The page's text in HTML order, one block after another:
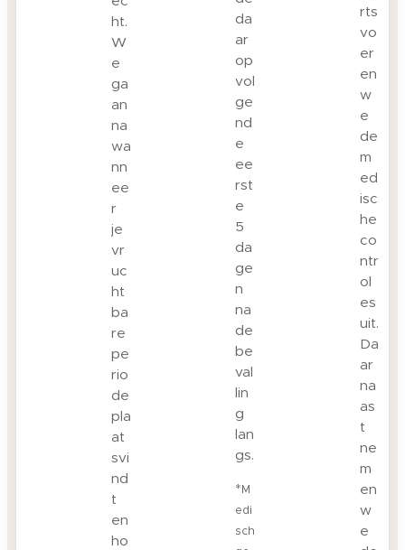
ht.
W
e
ga
an
na
wa
nn
ee
r
je
vr
uc
ht
ba
re
pe
rio
de
pla
at
svi
nd
t
en
ho
da
ar
op
vol
ge
nd
e
ee
rst
e
5
da
ge
n
na
de
be
val
lin
g
lan
gs.
*M
edi
sch
rts
vo
er
en
w
e
de
m
ed
isc
he
co
ntr
ol
es
uit.
Da
ar
na
as
t
ne
m
en
w
e